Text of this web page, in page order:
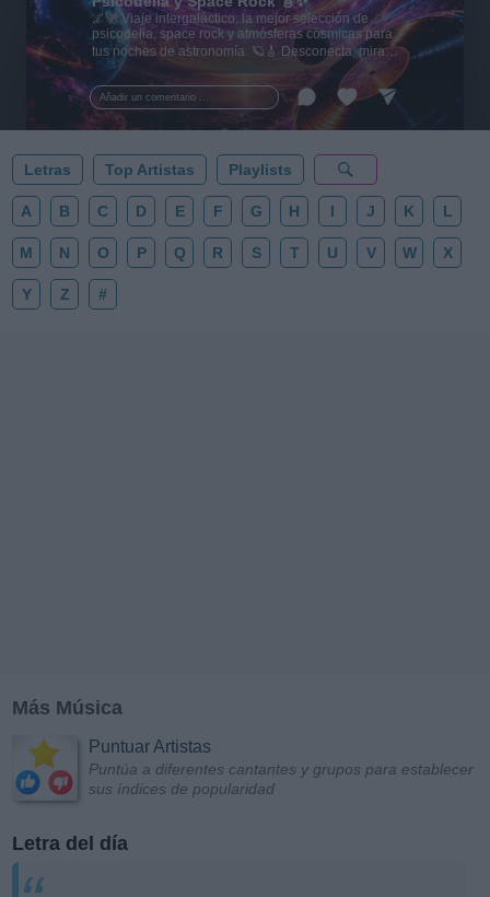
Añadir un comentario ...
🌌🚀 Viaje intergaláctico: la mejor selección de
psicodelia, space rock y atmósferas cósmicas para
tus noches de astronomía. 🪐🎸 Desconecta, mira
al firmamento y siente la gravedad cero. 💾 ¡Guarda
esta colección para tu próxima noche estrellada!
✨⭐
Letras Top Artistas Playlists
A B C D E F G H I J K L
M N O P Q R S T U V W X
Y Z #
Más Música
Puntuar Artistas
Puntúa a diferentes cantantes y grupos para establecer
sus índices de popularidad
Letra del día